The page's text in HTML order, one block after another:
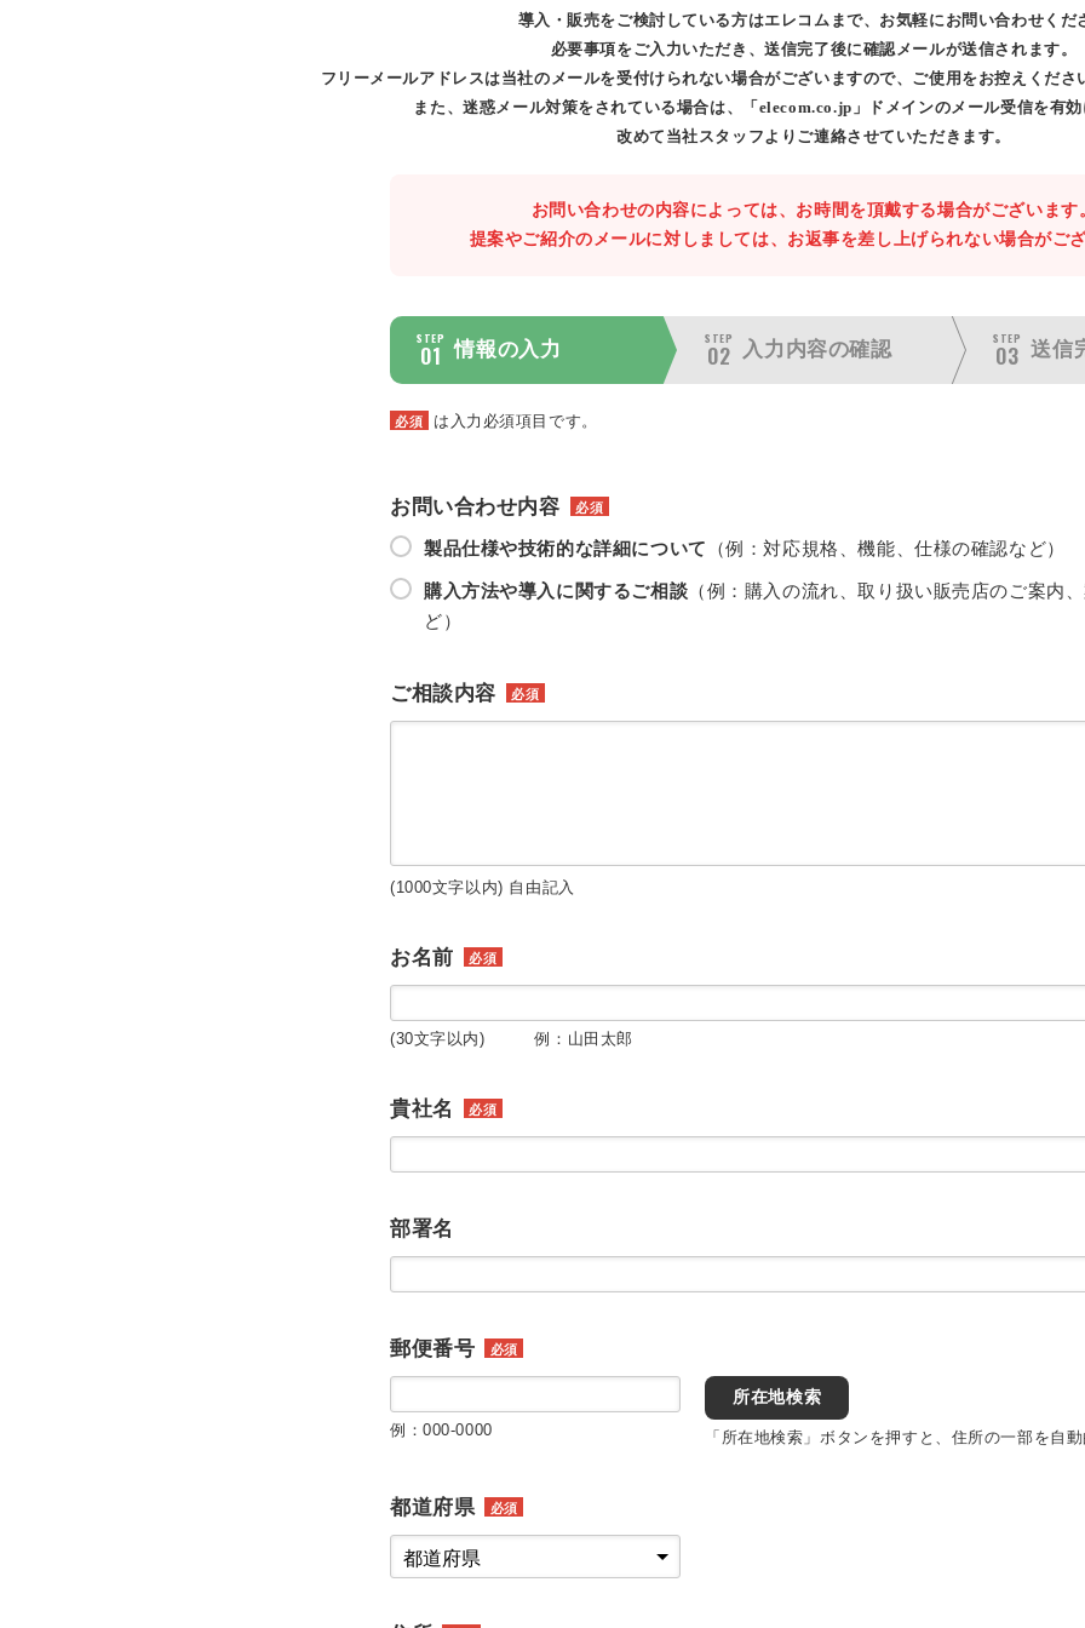
導入・販売をご検討している方はエレコムまで、お気軽にお問い合わせくだ
必要事項をご入力いただき、送信完了後に確認メールが送信されます。
フリーメールアドレスは当社のメールを受付けられない場合がございますので、ご使用をお控えくださ
また、迷惑メール対策をされている場合は、「elecom.co.jp」ドメインのメール受信を有効
改めて当社スタッフよりご連絡させていただきます。
お問い合わせの内容によっては、お時間を頂戴する場合がございます
提案やご紹介のメールに対しましては、お返事を差し上げられない場合がござ
STEP
01 情報の入力
STEP
02 入力内容の確認
STEP
03 送信
必須 は入力必須項目です。
お問い合わせ内容 必須
製品仕様や技術的な詳細について （例：対応規格、機能、仕様の確認など）
購入方法や導入に関するご相談 （例：購入の流れ、取り扱い販売店のご案内
ど）
ご相談内容 必須
(1000文字以内) 自由記入
お名前 必須
(30文字以内) 例：山田太郎
貴社名 必須
部署名
郵便番号 必須
例：000-0000
所在地検索
「所在地検索」ボタンを押すと、住所の一部を自動
都道府県 必須